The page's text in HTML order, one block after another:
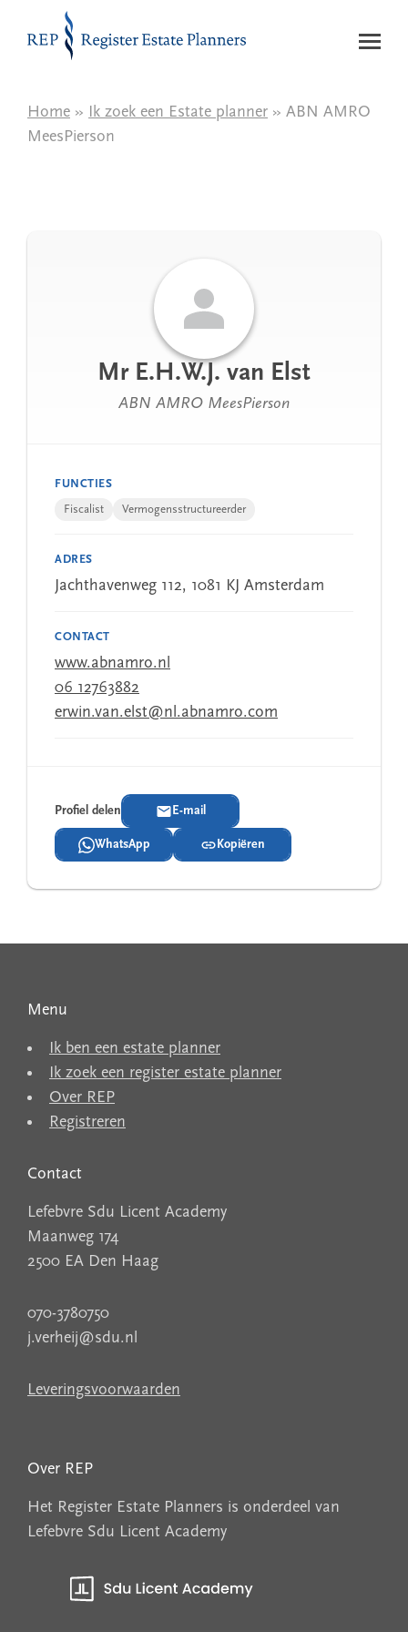
Naar de inhoud
Home » Ik zoek een Estate planner » ABN AMRO
MeesPierson
Mr E.H.W.J. van Elst
ABN AMRO MeesPierson
FUNCTIES
Fiscalist Vermogensstructureerder
ADRES
Jachthavenweg 112, 1081 KJ Amsterdam
CONTACT
www.abnamro.nl
06 12763882
erwin.van.elst@nl.abnamro.com
Profiel delen E-mail
WhatsApp Kopiëren
Menu
Ik ben een estate planner
Ik zoek een register estate planner
Over REP
Registreren
Contact
Lefebvre Sdu Licent Academy
Maanweg 174
2500 EA Den Haag
070-3780750
j.verheij@sdu.nl
Leveringsvoorwaarden
Over REP
Het Register Estate Planners is onderdeel van
Lefebvre Sdu Licent Academy